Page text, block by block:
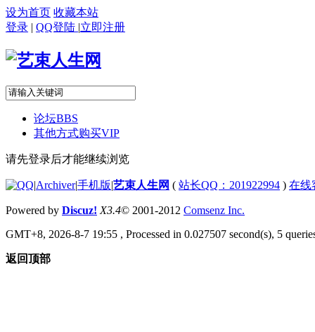
设为首页 收藏本站
登录 | QQ登陆 |立即注册
论坛BBS
其他方式购买VIP
请先登录后才能继续浏览
|Archiver|手机版|艺束人生网 ( 站长QQ：201922994 ) 在线
Powered by Discuz! X3.4© 2001-2012 Comsenz Inc.
GMT+8, 2026-8-7 19:55 , Processed in 0.027507 second(s), 5
返回顶部